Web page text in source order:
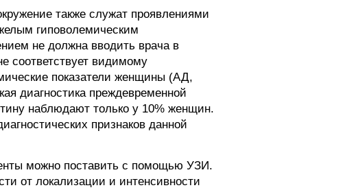
также служат проявлениями
гиповолемическим
не должна вводить врача в
соответствует видимому
показатели женщины (АД,
диагностика преждевременной
наблюдают только у 10% женщин.
признаков данной
можно поставить с помощью УЗИ.
от локализации и интенсивности